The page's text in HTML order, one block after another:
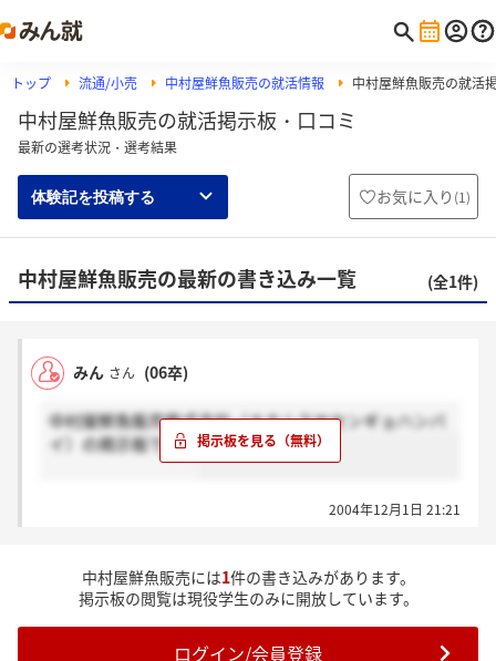
トップ 流通/小売 中村屋鮮魚販売の就活情報 中村屋鮮魚販売の就活
中村屋鮮魚販売の就活掲示板・口コミ
最新の選考状況・選考結果
体験記を投稿する お気に入り (1)
中村屋鮮魚販売の最新の書き込み一覧 (全1件)
みん さん (06卒)
中村屋鮮魚販売株式会社（ナカムラヤセンギョハンバ
イ）の掲示板です。
2004年12月1日 21:21
中村屋鮮魚販売には1件の書き込みがあります。
掲示板の閲覧は現役学生のみに開放しています。
ログイン/会員登録